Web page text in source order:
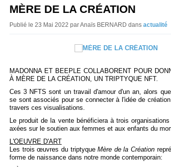
MÈRE DE LA CRÉATION
Publié le 23 Mai 2022 par Anaïs BERNARD dans actualité
MADONNA ET BEEPLE COLLABORENT POUR
À MÈRE DE LA CRÉATION, UN TRIPTYQUE NFT.
Ces 3 NFTS sont un travail d'amour d'un an, alors
se sont associés pour se connecter à l'idée de
travers ces visualisations.
Le produit de la vente bénéficiera à trois
axées sur le soutien aux femmes et aux enfants du
L'OEUVRE D'ART
Les trois œuvres du triptyqueMère de la Création
forme de naissance dans notre monde contemporain: